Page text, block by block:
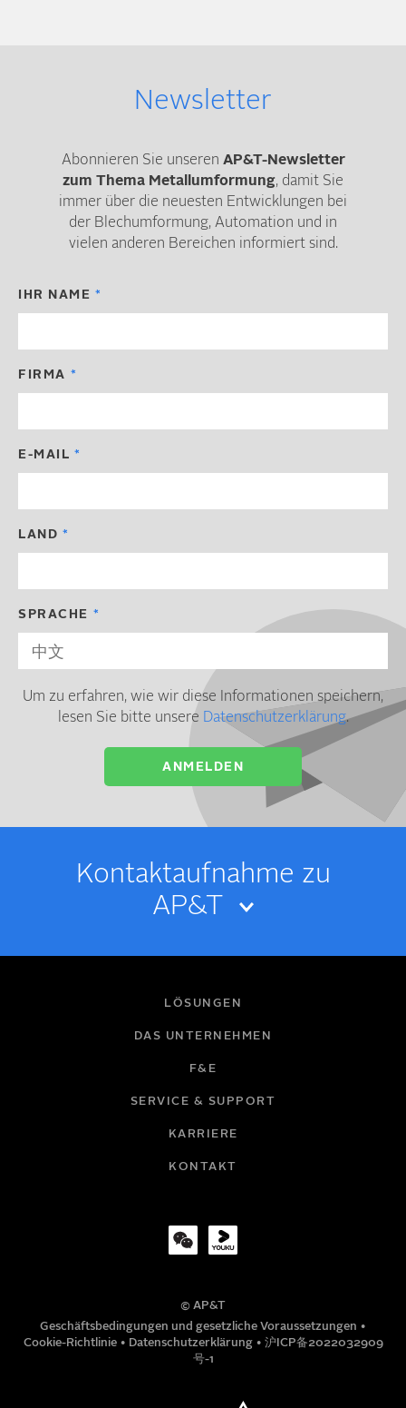
Newsletter
Abonnieren Sie unseren AP&T-Newsletter
zum Thema Metallumformung, damit Sie
immer über die neuesten Entwicklungen bei
der Blechumformung, Automation und in
vielen anderen Bereichen informiert sind.
IHR NAME
FIRMA
E-MAIL
LAND
SPRACHE
Um zu erfahren, wie wir diese Informationen speichern,
lesen Sie bitte unsere Datenschutzerklärung.
Kontakt­­aufnahme zu
AP&T
© AP&T
Geschäftsbedingungen und gesetzliche Voraussetzungen •
Cookie-Richtlinie • Datenschutzerklärung • 沪ICP备2022032909
号-1
LÖSUNGEN
DAS UNTERNEHMEN
F&E
SERVICE & SUPPORT
KARRIERE
KONTAKT